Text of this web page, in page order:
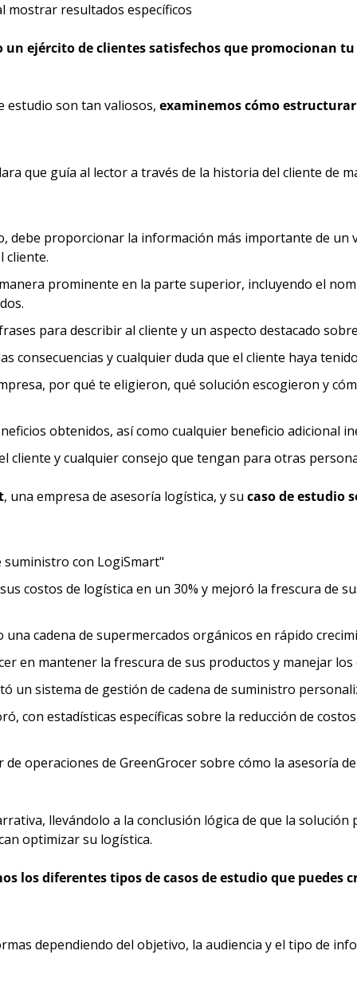
mostrar resultados específicos
un ejército de clientes satisfechos que promocionan
estudio son tan valiosos, examinemos cómo
que guía al lector a través de la historia del cliente de
debe proporcionar la información más importante de un
cliente.
prominente en la parte superior, incluyendo el
para describir al cliente y un aspecto destacado
consecuencias y cualquier duda que el cliente haya
por qué te eligieron, qué solución escogieron y
obtenidos, así como cualquier beneficio adicional
cliente y cualquier consejo que tengan para otras
, una empresa de asesoría logística, y su caso de estudio
suministro con LogiSmart"
costos de logística en un 30% y mejoró la frescura de
una cadena de supermercados orgánicos en rápido
en mantener la frescura de sus productos y manejar
un sistema de gestión de cadena de suministro
con estadísticas específicas sobre la reducción de
de operaciones de GreenGrocer sobre cómo la asesoría
llevándolo a la conclusión lógica de que la
optimizar su logística.
los diferentes tipos de casos de estudio que puedes
dependiendo del objetivo, la audiencia y el tipo de